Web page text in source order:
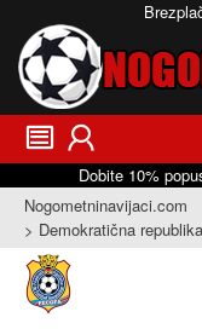
󰂩 󰃳
Dobite 10%
Nogometninavijaci.com
Demokratična